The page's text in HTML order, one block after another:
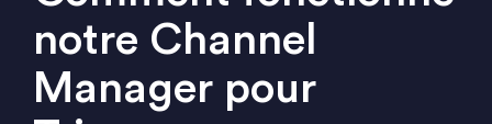
notre Channel
Manager pour